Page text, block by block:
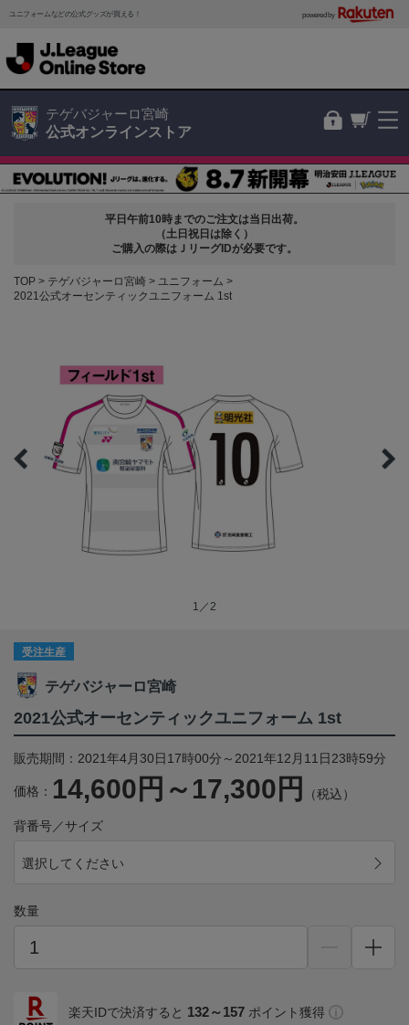
ユニフォームなどの公式グッズが買える！ powered by
テゲバジャーロ宮崎
公式オンラインストア
平日午前10時までのご注文は当日出荷。
（土日祝日は除く）
ご購入の際はＪリーグIDが必要です。
TOP テゲバジャーロ宮崎
ユニフォーム
2021公式オーセンティックユニフォーム 1st
1／2
受注生産
テゲバジャーロ宮崎
2021公式オーセンティックユニフォーム 1st
販売期間：2021年4月30日17時00分～2021年12月11日23時59分
価格： 14,600円～17,300円 （税込）
背番号／サイズ
選択してください
数量
楽天IDで決済すると 132～157 ポイント獲得